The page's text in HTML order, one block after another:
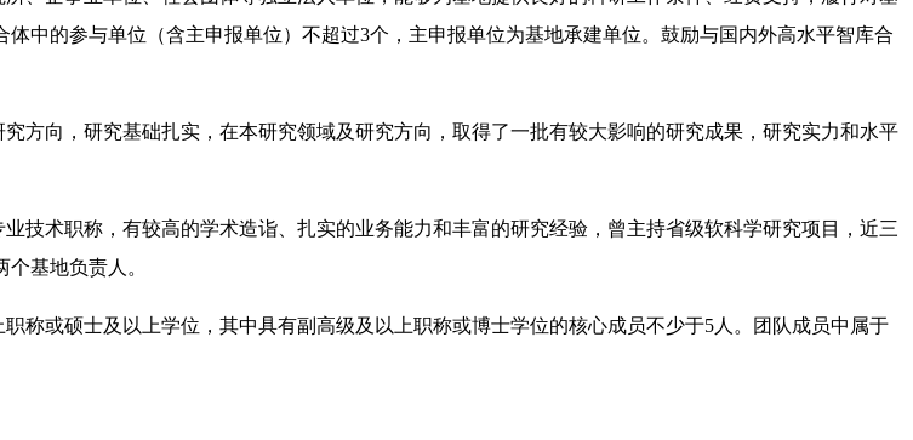
中的参与单位（含主申报单位）不超过3个，主申报单位为基地承建单位。鼓励与国内外高水平智库合
方向，研究基础扎实，在本研究领域及研究方向，取得了一批有较大影响的研究成果，研究实力和水平
技术职称，有较高的学术造诣、扎实的业务能力和丰富的研究经验，曾主持省级软科学研究项目，近三
基地负责人。
称或硕士及以上学位，其中具有副高级及以上职称或博士学位的核心成员不少于5人。团队成员中属于